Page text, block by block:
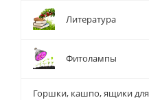
Литература
Фитолампы
Горшки, кашпо, ящики для